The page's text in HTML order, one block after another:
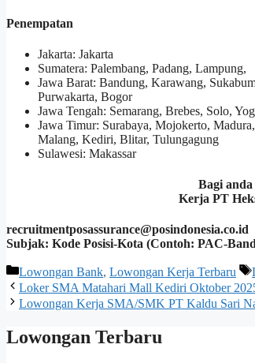
Penempatan
Jakarta: Jakarta
Sumatera: Palembang, Padang, Lampung,
Jawa Barat: Bandung, Karawang,
Purwakarta, Bogor
Jawa Tengah: Semarang, Brebes, Solo,
Jawa Timur: Surabaya, Mojokerto,
Malang, Kediri, Blitar, Tulungagung
Sulawesi: Makassar
Bagi
Kerja PT
recruitmentposassurance@posindonesia.co.id
Subjak: Kode Posisi-Kota (Contoh: PAC-
Kategori
Lowongan Bank, Lowongan Kerja Terbaru
Loker SMA Matahari Mall Kediri Oktober
Lowongan Kerja SMA/SMK PT Kaldu Sari
Lowongan Terbaru